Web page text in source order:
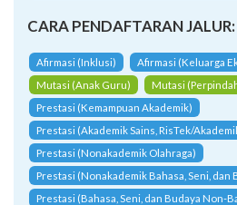
CARA PENDAFTARAN JALUR:
Afirmasi (Inklusi)
Afirmasi (Keluarga
Mutasi (Anak Guru)
Mutasi
Prestasi (Kemampuan Akademik)
Prestasi (Akademik Sains, RisTek/
Prestasi (Nonakademik Olahraga)
Prestasi (Nonakademik Bahasa, Seni, dan
Prestasi (Bahasa, Seni, dan Budaya Non-